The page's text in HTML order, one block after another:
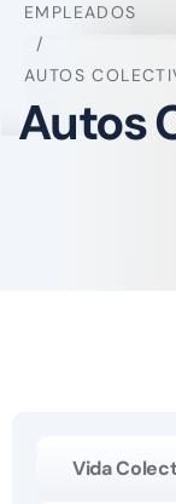
EMPLEADOS
AUTOS
Autos
Vida